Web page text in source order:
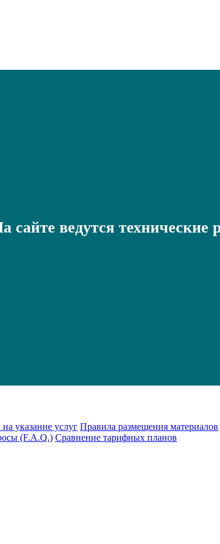
сайте ведутся технические
указание услуг Правила размещения материалов
(F.A.Q.) Cравнение тарифных планов